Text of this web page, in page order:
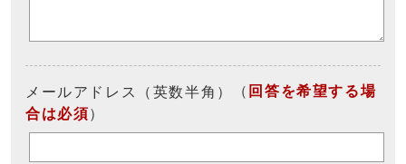
メールアドレス（英数半角） （ 回答を希望する場
合は必須）